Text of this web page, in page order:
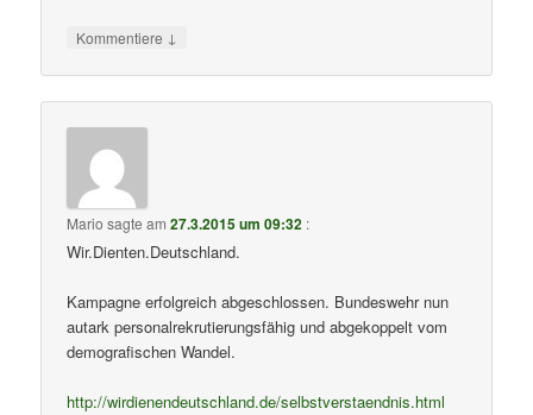
Kommentiere ↓
Mario sagte am27.3.2015 um 09:32 :
Wir.Dienten.Deutschland.
Kampagne erfolgreich abgeschlossen. Bundeswehr nun
autark personalrekrutierungsfähig und abgekoppelt vom
demografischen Wandel.
http://wirdienendeutschland.de/selbstverstaendnis.html